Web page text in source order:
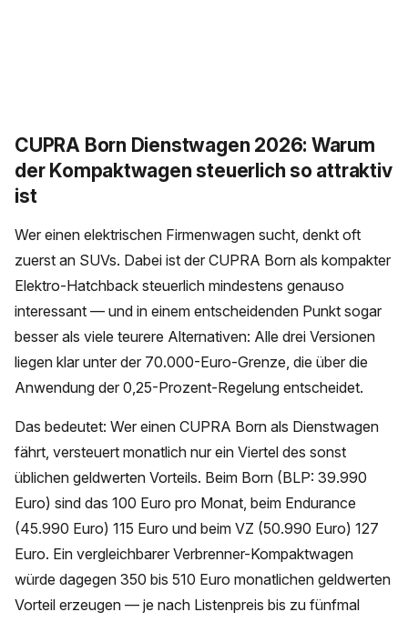
CUPRA Born Dienstwagen 2026: Warum
der Kompaktwagen steuerlich so attraktiv
ist
Wer einen elektrischen Firmenwagen sucht, denkt oft
zuerst an SUVs. Dabei ist der CUPRA Born als kompakter
Elektro-Hatchback steuerlich mindestens genauso
interessant — und in einem entscheidenden Punkt sogar
besser als viele teurere Alternativen: Alle drei Versionen
liegen klar unter der 70.000-Euro-Grenze, die über die
Anwendung der 0,25-Prozent-Regelung entscheidet.
Das bedeutet: Wer einen CUPRA Born als Dienstwagen
fährt, versteuert monatlich nur ein Viertel des sonst
üblichen geldwerten Vorteils. Beim Born (BLP: 39.990
Euro) sind das 100 Euro pro Monat, beim Endurance
(45.990 Euro) 115 Euro und beim VZ (50.990 Euro) 127
Euro. Ein vergleichbarer Verbrenner-Kompaktwagen
würde dagegen 350 bis 510 Euro monatlichen geldwerten
Vorteil erzeugen — je nach Listenpreis bis zu fünfmal